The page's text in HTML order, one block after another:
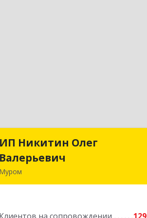
ИП Никитин Олег
Валерьевич
Муром
ИП Никитин Олег